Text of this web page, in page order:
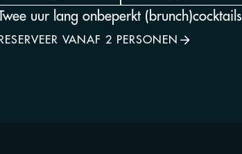
uur lang onbeperkt (brunch)cocktails
RESERVEER VANAF 2 PERSONEN